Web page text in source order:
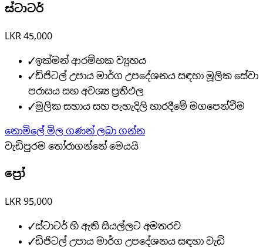
ස්ටාටර්
LKR 45,000
✓ඉක්මන් ආරම්භක ව්‍යුහය
✓ඩිජිටල් උපාය මාර්ග උපදේශනය සඳහා මූලික සේවා
පරාසය සහ අවශ්‍ය ප්‍රතිඵල
✓මූලික සහාය සහ පැහැදිලි භාරදීමේ මගපෙන්වීම
නොමිලේ මිල ගණන් ලබා ගන්න
වැඩිපුරම තෝරාගන්නේ මෙයයි
ප්‍රෝ
LKR 95,000
✓ස්ටාටර් හි ඇති සියල්ලට අමතරව
✓ඩිජිටල් උපාය මාර්ග උපදේශනය සඳහා වැඩි